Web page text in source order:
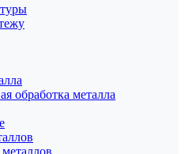
обработка металла